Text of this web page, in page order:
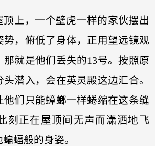
顶上，一个壁虎一样的家伙摆出
势，俯低了身体，正用望远镜观
那就是他们丢失的13号。按照原
潜入，会在英灵殿这边汇合。
他们只能蟑螂一样蜷缩在这条缝
刻正在屋顶间无声而潇洒地飞
蝠般的身姿。